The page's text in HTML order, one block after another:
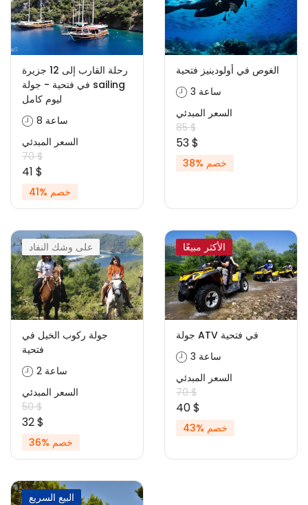
رحلة القارب إلى 12 جزيرة
في فتحية - جولة sailing
ليوم كامل
8 ساعة
السعر المبدئي
70 $
41 $
خصم %41
الغوص في أولودينيز فتحية
3 ساعة
السعر المبدئي
85 $
53 $
خصم %38
على وشك النفاد
جولة ركوب الخيل في
فتحية
2 ساعة
السعر المبدئي
50 $
32 $
خصم %36
الأكثر مبيعًا
جولة ATV في فتحية
3 ساعة
السعر المبدئي
70 $
40 $
خصم %43
البيع السريع